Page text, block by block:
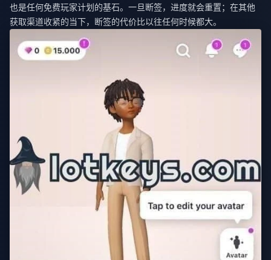
也是任何免费玩家计划的基石。一旦断签，进度就会重置；在其他
获取渠道收紧的当下，断签的代价比以往任何时候都大。